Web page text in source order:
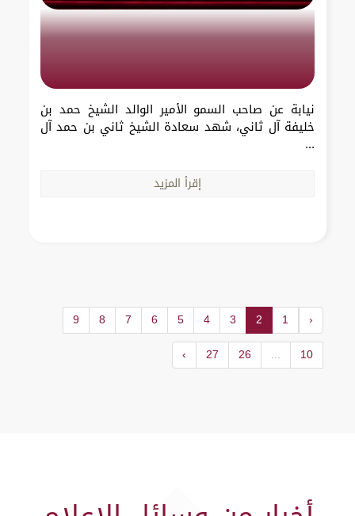
نيابة عن صاحب السمو الأمير الوالد الشيخ حمد بن
خليفة آل ثاني، شهد سعادة الشيخ ثاني بن حمد آل
...
إقرأ المزيد
‹
1
2
3
4
5
6
7
8
9
10
...
26
27
›